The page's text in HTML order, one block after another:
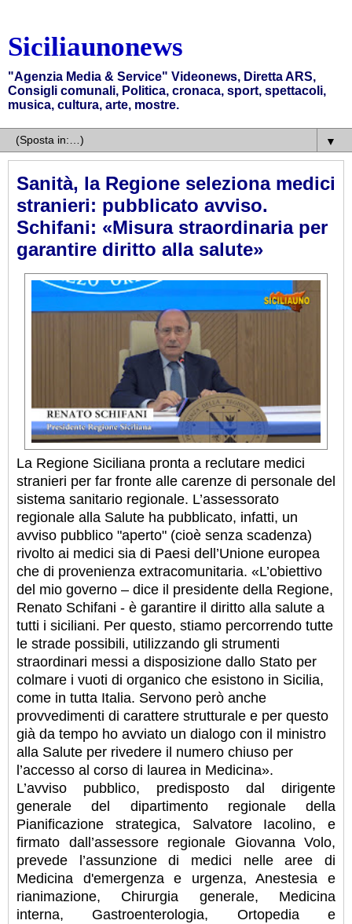
Siciliaunonews
"Agenzia Media & Service" Videonews, Diretta ARS,
Consigli comunali, Politica, cronaca, sport, spettacoli,
musica, cultura, arte, mostre.
▼
Sanità, la Regione seleziona medici
stranieri: pubblicato avviso.
Schifani: «Misura straordinaria per
garantire diritto alla salute»
La Regione Siciliana pronta a reclutare medici
stranieri per far fronte alle carenze di personale del
sistema sanitario regionale. L’assessorato
regionale alla Salute ha pubblicato, infatti, un
avviso pubblico "aperto" (cioè senza scadenza)
rivolto ai medici sia di Paesi dell’Unione europea
che di provenienza extracomunitaria. «L’obiettivo
del mio governo – dice il presidente della Regione,
Renato Schifani - è garantire il diritto alla salute a
tutti i siciliani. Per questo, stiamo percorrendo tutte
le strade possibili, utilizzando gli strumenti
straordinari messi a disposizione dallo Stato per
colmare i vuoti di organico che esistono in Sicilia,
come in tutta Italia. Servono però anche
provvedimenti di carattere strutturale e per questo
già da tempo ho avviato un dialogo con il ministro
alla Salute per rivedere il numero chiuso per
l’accesso al corso di laurea in Medicina».
L’avviso pubblico, predisposto dal dirigente
generale del dipartimento regionale della
Pianificazione strategica, Salvatore Iacolino, e
firmato dall’assessore regionale Giovanna Volo,
prevede l’assunzione di medici nelle aree di
Medicina d'emergenza e urgenza, Anestesia e
rianimazione, Chirurgia generale, Medicina
interna, Gastroenterologia, Ortopedia e